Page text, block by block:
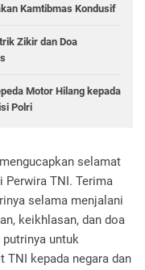
Kamtibmas Kondusif
Zikir dan Doa
Motor Hilang kepada
Polri
selamat
Perwira TNI. Terima
selama menjalani
keikhlasan, dan doa
putrinya untuk
TNI kepada negara dan